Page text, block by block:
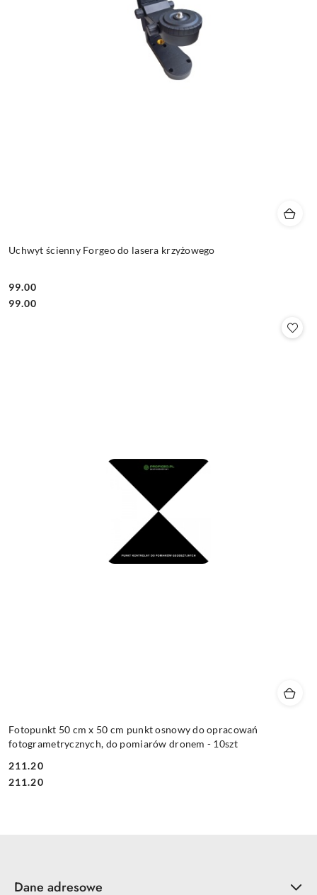
Uchwyt ścienny Forgeo do lasera krzyżowego
Cena:
99.00
Cena:
99.00
Fotopunkt 50 cm x 50 cm punkt osnowy do opracowań
fotogrametrycznych, do pomiarów dronem - 10szt
Cena:
211.20
Cena:
211.20
Dane adresowe